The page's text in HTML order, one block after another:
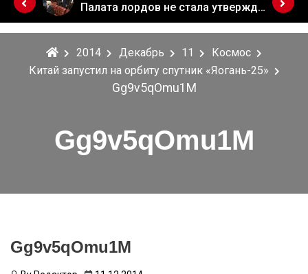
Когда Россия разрешит полеты в Грузию. Позиция Кремля Палата лордов не стала утверждать законопроект о "брексите"
2014 Декабрь 11
Космос
Китай запустил на орбиту спутник «Яогань-25»
Gg9v5qOmu1M
Gg9v5qOmu1M
Gg9v5qOmu1M